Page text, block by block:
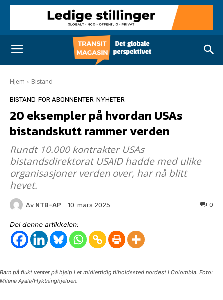
Hjem Bistand
BISTAND FOR ABONNENTER NYHETER
20 eksempler på hvordan USAs
bistandskutt rammer verden
Rundt 10.000 kontrakter USAs
bistandsdirektorat USAID hadde med ulike
organisasjoner verden over, har nå blitt
hevet.
Av NTB-AP 10. mars 2025 0
Del denne artikkelen:
Barn på flukt venter på hjelp i et midlertidig tilholdssted nordøst i Colombia. Foto:
Milena Ayala/Flyktninghjelpen.